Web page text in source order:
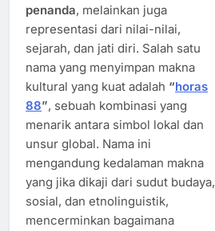
penanda, melainkan juga
representasi dari nilai-nilai,
sejarah, dan jati diri. Salah satu
nama yang menyimpan makna
kultural yang kuat adalah “horas
88”, sebuah kombinasi yang
menarik antara simbol lokal dan
unsur global. Nama ini
mengandung kedalaman makna
yang jika dikaji dari sudut budaya,
sosial, dan etnolinguistik,
mencerminkan bagaimana